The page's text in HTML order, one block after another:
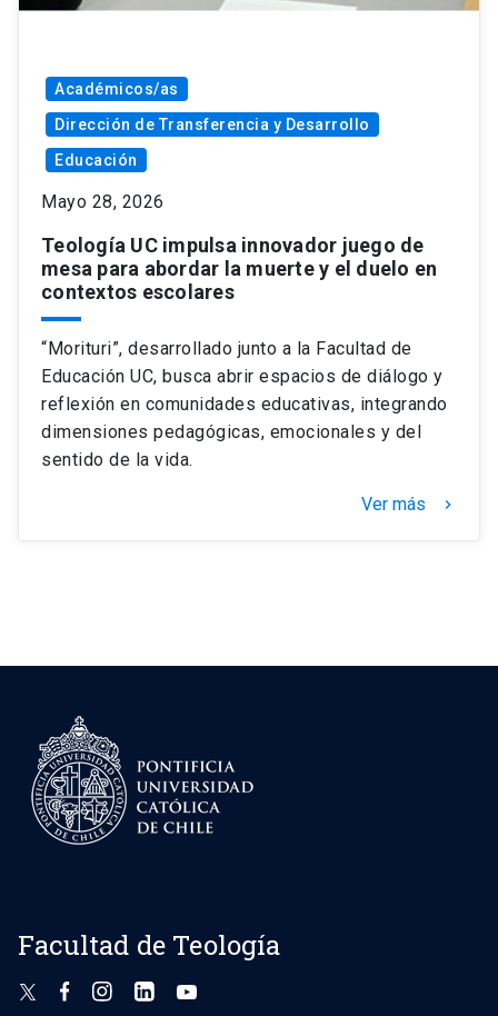
Académicos/as
Dirección de Transferencia y Desarrollo
Educación
Mayo 28, 2026
Teología UC impulsa innovador juego de
mesa para abordar la muerte y el duelo en
contextos escolares
“Morituri”, desarrollado junto a la Facultad de
Educación UC, busca abrir espacios de diálogo y
reflexión en comunidades educativas, integrando
dimensiones pedagógicas, emocionales y del
sentido de la vida.
Ver más keyboard_arrow_right
Facultad de Teología